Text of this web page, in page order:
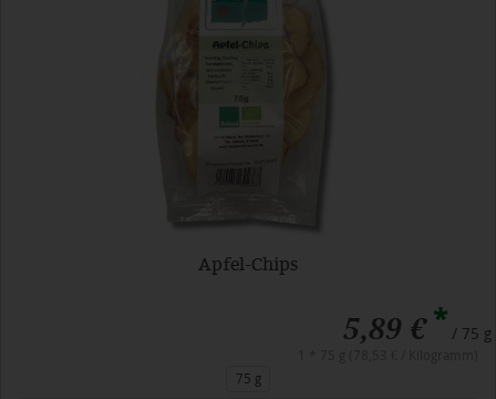
Apfel-Chips
5,89 €* / 75 g
75 g